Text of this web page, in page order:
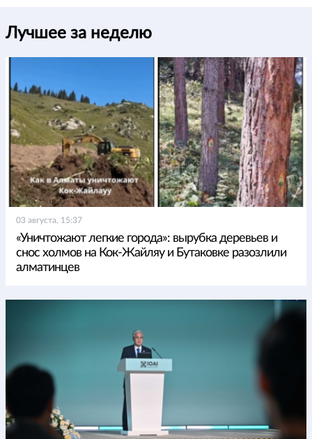
Лучшее за неделю
03 августа, 15:37
«Уничтожают легкие города»: вырубка деревьев и
снос холмов на Кок-Жайляу и Бутаковке разозлили
алматинцев